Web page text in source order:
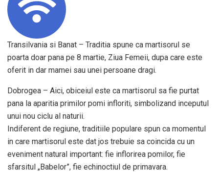
Transilvania si Banat – Traditia spune ca martisorul se
poarta doar pana pe 8 martie, Ziua Femeii, dupa care este
oferit in dar mamei sau unei persoane dragi.
Dobrogea – Aici, obiceiul este ca martisorul sa fie purtat
pana la aparitia primilor pomi infloriti, simbolizand inceputul
unui nou ciclu al naturii.
Indiferent de regiune, traditiile populare spun ca momentul
in care martisorul este dat jos trebuie sa coincida cu un
eveniment natural important: fie inflorirea pomilor, fie
sfarsitul „Babelor”, fie echinoctiul de primavara.